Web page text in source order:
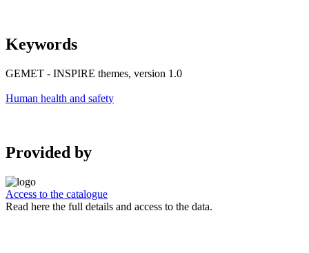
Keywords
GEMET - INSPIRE themes, version 1.0
Human health and safety
Provided by
Access to the catalogue
Read here the full details and access to the data.